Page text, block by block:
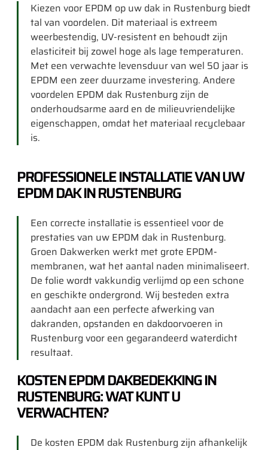
Kiezen voor EPDM op uw dak in Rustenburg biedt
tal van voordelen. Dit materiaal is extreem
weerbestendig, UV-resistent en behoudt zijn
elasticiteit bij zowel hoge als lage temperaturen.
Met een verwachte levensduur van wel 50 jaar is
EPDM een zeer duurzame investering. Andere
voordelen EPDM dak Rustenburg zijn de
onderhoudsarme aard en de milieuvriendelijke
eigenschappen, omdat het materiaal recyclebaar
is.
PROFESSIONELE INSTALLATIE VAN UW
EPDM DAK IN RUSTENBURG
Een correcte installatie is essentieel voor de
prestaties van uw EPDM dak in Rustenburg.
Groen Dakwerken werkt met grote EPDM-
membranen, wat het aantal naden minimaliseert.
De folie wordt vakkundig verlijmd op een schone
en geschikte ondergrond. Wij besteden extra
aandacht aan een perfecte afwerking van
dakranden, opstanden en dakdoorvoeren in
Rustenburg voor een gegarandeerd waterdicht
resultaat.
KOSTEN EPDM DAKBEDEKKING IN
RUSTENBURG: WAT KUNT U
VERWACHTEN?
De kosten EPDM dak Rustenburg zijn afhankelijk